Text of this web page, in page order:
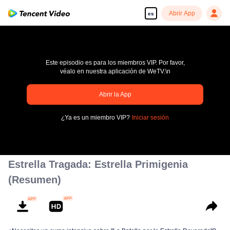
es Abrir App
pay limit
Este episodio es para los miembros VIP. Por favor,
véalo en nuestra aplicación de WeTV.\n
Abrir la App
¿Ya es un miembro VIP? Iniciar sesión
Estrella Tragada: Estrella Primigenia
(Resumen)